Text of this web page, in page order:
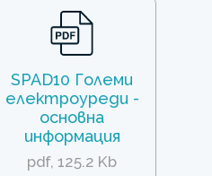
SPAD10 Големи
електроуреди -
основна
информация
pdf, 125.2 Kb